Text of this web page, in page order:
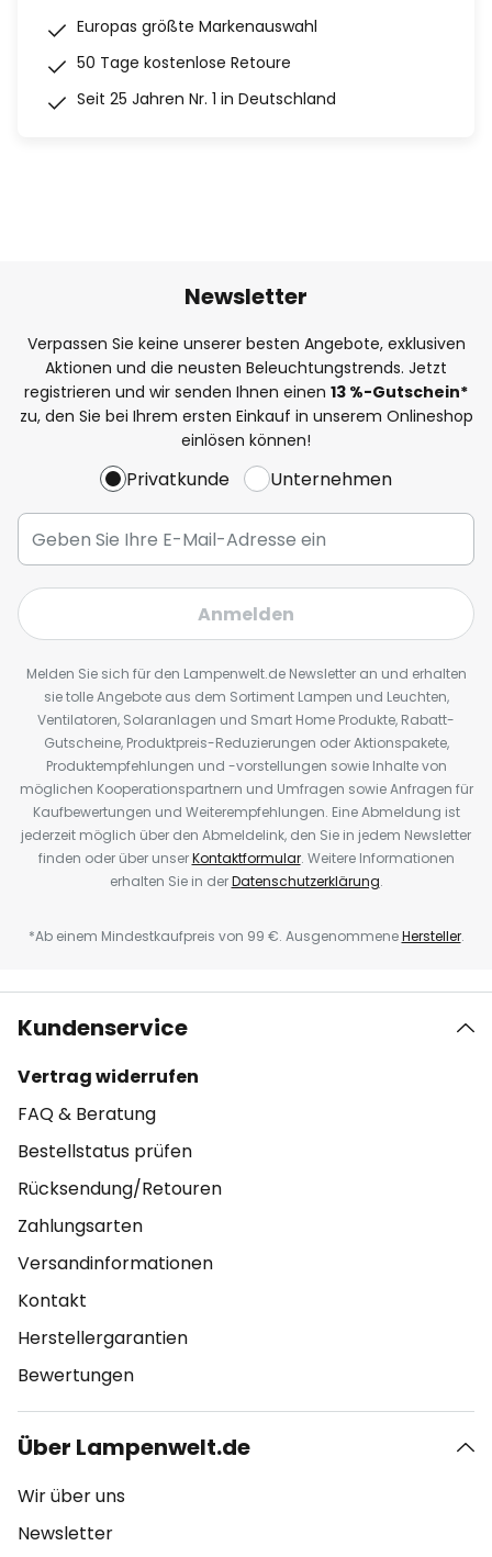
Europas größte Markenauswahl
50 Tage kostenlose Retoure
Seit 25 Jahren Nr. 1 in Deutschland
Newsletter
Verpassen Sie keine unserer besten Angebote, exklusiven
Aktionen und die neusten Beleuchtungstrends. Jetzt
registrieren und wir senden Ihnen einen 13 %-Gutschein*
zu, den Sie bei Ihrem ersten Einkauf in unserem Onlineshop
einlösen können!
Privatkunde Unternehmen
Anmelden
Melden Sie sich für den Lampenwelt.de Newsletter an und erhalten
sie tolle Angebote aus dem Sortiment Lampen und Leuchten,
Ventilatoren, Solaranlagen und Smart Home Produkte, Rabatt-
Gutscheine, Produktpreis-Reduzierungen oder Aktionspakete,
Produktempfehlungen und -vorstellungen sowie Inhalte von
möglichen Kooperationspartnern und Umfragen sowie Anfragen für
Kaufbewertungen und Weiterempfehlungen. Eine Abmeldung ist
jederzeit möglich über den Abmeldelink, den Sie in jedem Newsletter
finden oder über unserKontaktformular. Weitere Informationen
erhalten Sie in derDatenschutzerklärung.
*Ab einem Mindestkaufpreis von 99 €. AusgenommeneHersteller.
Kundenservice
Vertrag widerrufen
FAQ & Beratung
Bestellstatus prüfen
Rücksendung/Retouren
Zahlungsarten
Versandinformationen
Kontakt
Herstellergarantien
Bewertungen
Über Lampenwelt.de
Wir über uns
Newsletter